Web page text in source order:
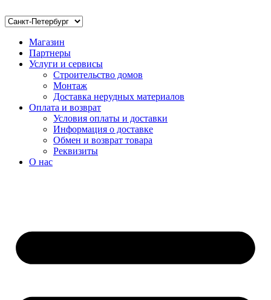
Магазин
Партнеры
Услуги и сервисы
Строительство домов
Монтаж
Доставка нерудных материалов
Оплата и возврат
Условия оплаты и доставки
Информация о доставке
Обмен и возврат товара
Реквизиты
О нас